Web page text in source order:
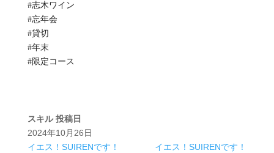
#志木ワイン
#忘年会
#貸切
#年末
#限定コース
スキル 投稿日
2024年10月26日
イエス！SUIRENです！
イエス！SUIRENです！